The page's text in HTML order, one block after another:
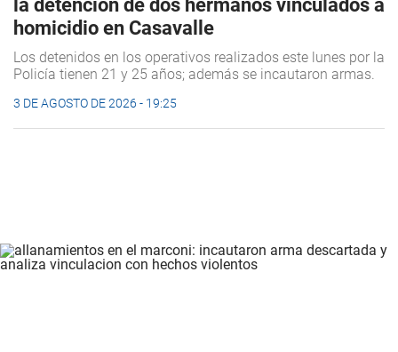
la detención de dos hermanos vinculados a
homicidio en Casavalle
Los detenidos en los operativos realizados este lunes por la
Policía tienen 21 y 25 años; además se incautaron armas.
3 DE AGOSTO DE 2026 - 19:25